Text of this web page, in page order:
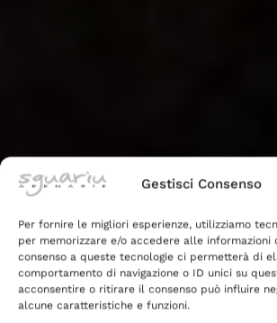
Gestisci Consenso
Per fornire le migliori esperienze, utilizziamo
per memorizzare e/o accedere alle informazioni
consenso a queste tecnologie ci permetterà di
comportamento di navigazione o ID unici su
acconsentire o ritirare il consenso può influire
alcune caratteristiche e funzioni.